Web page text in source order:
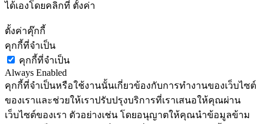
ได้เองโดยคลิกที่ ตั้งค่า
ตั้งค่าคุ๊กกี้
คุกกี้ที่จำเป็น
คุกกี้ที่จำเป็น
Always Enabled
คุกกี้ที่จำเป็นหรือใช้งานนั้นเกี่ยวข้องกับการทำงานของเว็บไซต์
ของเราและช่วยให้เราปรับปรุงบริการที่เราเสนอให้คุณผ่าน
เว็บไซต์ของเรา ตัวอย่างเช่น โดยอนุญาตให้คุณนำข้อมูลข้าม